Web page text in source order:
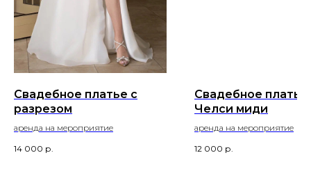
Свадебное платье с
разрезом
аренда на мероприятие
14 000 р.
Свадебное платье
Челси миди
аренда на мероприятие
12 000 р.